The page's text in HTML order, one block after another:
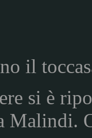
il
si è
Malindi.